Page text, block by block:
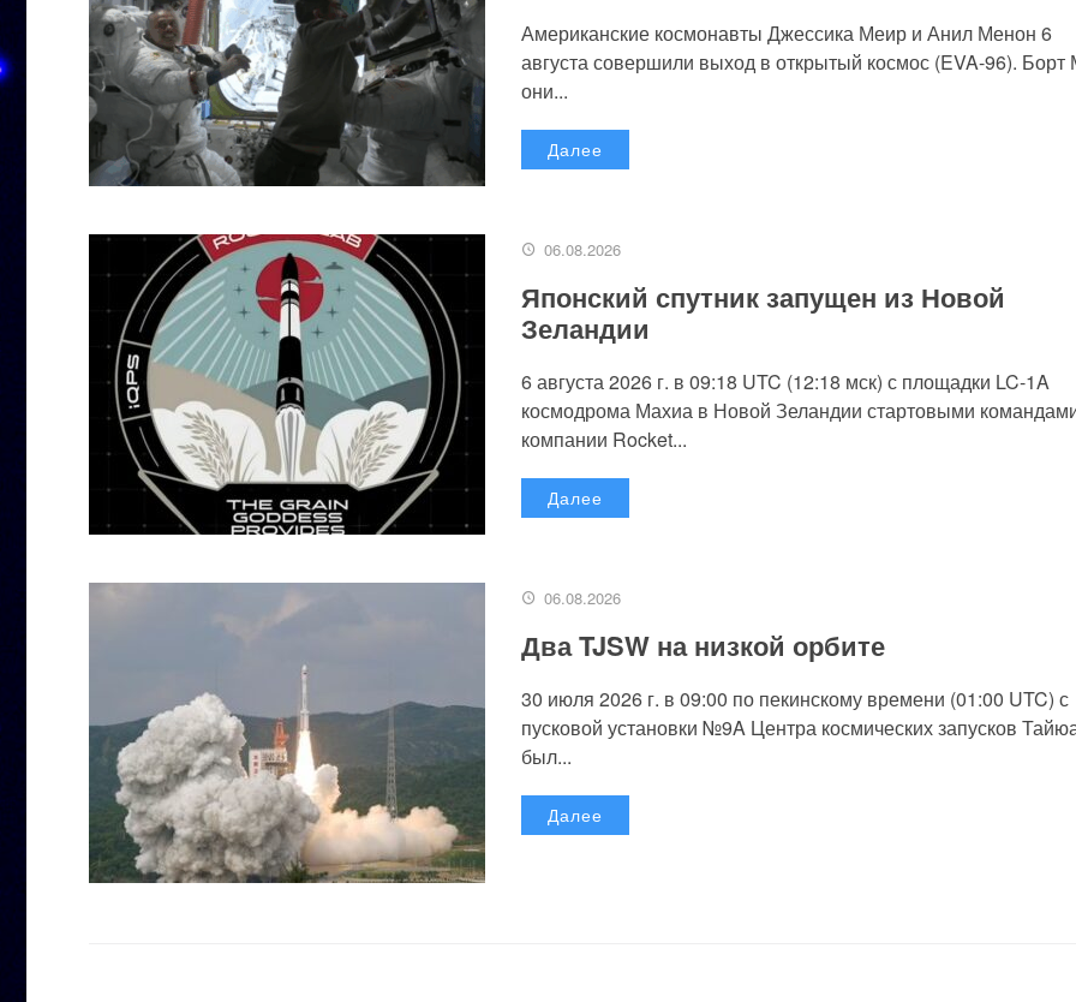
Американские космонавты Джессика Меир и Анил Менон 6
августа совершили выход в открытый космос (EVA-96).
они...
Далее
06.08.2026
Японский спутник запущен из Новой
Зеландии
6 августа 2026 г. в 09:18 UTC (12:18 мск) с площадки LC-1A
космодрома Махиа в Новой Зеландии стартовыми
компании Rocket...
Далее
06.08.2026
Два TJSW на низкой орбите
30 июля 2026 г. в 09:00 по пекинскому времени (01:00 UTC) с
пусковой установки №9A Центра космических запусков
был...
Далее